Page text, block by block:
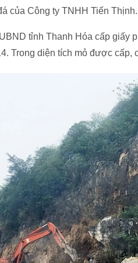
của Công ty TNHH Tiến Thịnh.
tỉnh Thanh Hóa cấp giấy
Trong diện tích mỏ được